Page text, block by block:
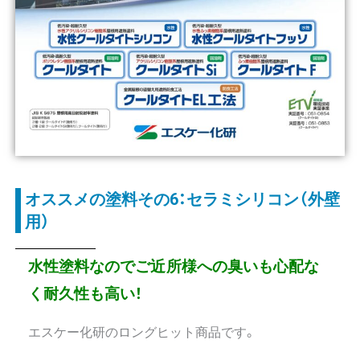
オススメの塗料その6：セラミシリコン（外壁
用）
水性塗料なのでご近所様への臭いも心配な
く耐久性も高い！
エスケー化研のロングヒット商品です。